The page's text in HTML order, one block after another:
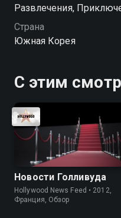
Развлечения,
Страна
Южная Корея
С этим
Новости Голливуда
Hollywood News Feed • 2012,
Франция, Обзор